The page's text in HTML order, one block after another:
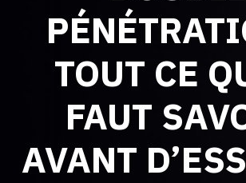
TOUT CE
FAUT
AVANT